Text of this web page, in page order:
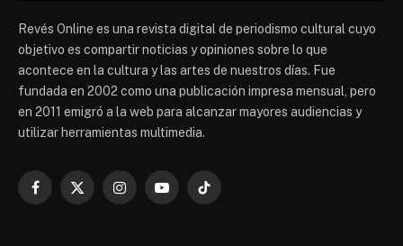
Revés Online es una revista digital de periodismo cultural cuyo
objetivo es compartir noticias y opiniones sobre lo que
acontece en la cultura y las artes de nuestros días. Fue
fundada en 2002 como una publicación impresa mensual, pero
en 2011 emigró a la web para alcanzar mayores audiencias y
utilizar herramientas multimedia.
Facebook
X
InstagramYouTubeTikTok